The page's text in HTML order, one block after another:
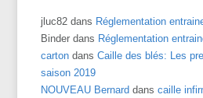
jluc82 dans Réglementation
Binder dans Réglementation
carton dansCaille des blés: Les
saison 2019
NOUVEAU Bernard danscaille